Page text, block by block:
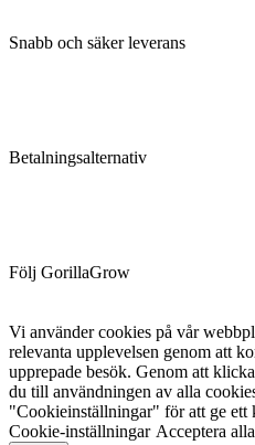
Snabb och säker leverans
Betalningsalternativ
Följ GorillaGrow
Vi använder cookies på vår
relevanta upplevelsen genom att
upprepade besök. Genom att
du till användningen av alla
"Cookieinställningar" för att ge ett
Cookie-inställningar Acceptera alla